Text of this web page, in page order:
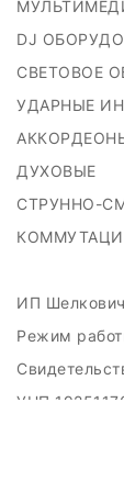
DJ
СВЕТОВОЕ
УДАРНЫЕ
ДУХОВЫЕ
СТРУННО-
ИП Шелкович
Режим
УНП